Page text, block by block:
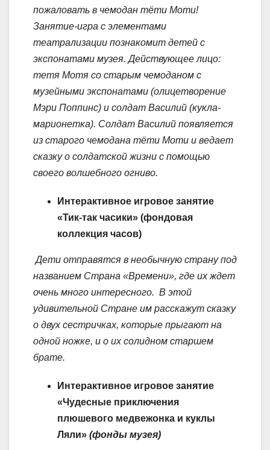
пожаловать в чемодан тёти Моти!
Занятие-игра с элементами
театрализации познакомит детей с
экспонатами музея.Действующее лицо:
тетя Мотя со старым чемоданом с
музейными экспонатами (олицетворение
Мэри Поппинс) и солдат Василий (кукла-
марионетка). Солдат Василий появляется
из старого чемодана тёти Моти и ведает
сказку о солдатской жизни с помощью
своего волшебного огниво.
Интерактивное игровое занятие
«Тик-так часики» (фондовая
коллекция часов)
Дети отправятся в необычную страну под
названием Страна «Времени», где их ждет
очень много интересного. В этой
удивительной Стране им расскажут сказку
о двух сестричках, которые прыгают на
одной ножке, и о их солидном старшем
брате.
Интерактивное игровое занятие
«Чудесные приключения
плюшевого медвежонка и куклы
Ляли» (фонды музея)